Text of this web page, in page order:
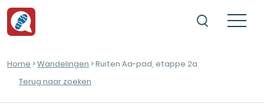
Home >Wandelingen > Ruiten Aa-pad, etappe 2a
Terug naar zoeken